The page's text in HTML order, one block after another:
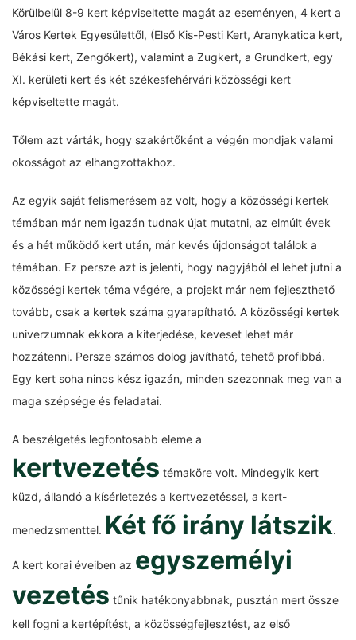
Körülbelül 8-9 kert képviseltette magát az eseményen, 4 kert a
Város Kertek Egyesülettől, (Első Kis-Pesti Kert, Aranykatica kert,
Békási kert, Zengőkert), valamint a Zugkert, a Grundkert, egy
XI. kerületi kert és két székesfehérvári közösségi kert
képviseltette magát.
Tőlem azt várták, hogy szakértőként a végén mondjak valami
okosságot az elhangzottakhoz.
Az egyik saját felismerésem az volt, hogy a közösségi kertek
témában már nem igazán tudnak újat mutatni, az elmúlt évek
és a hét működő kert után, már kevés újdonságot találok a
témában. Ez persze azt is jelenti, hogy nagyjából el lehet jutni a
közösségi kertek téma végére, a projekt már nem fejleszthető
tovább, csak a kertek száma gyarapítható. A közösségi kertek
univerzumnak ekkora a kiterjedése, keveset lehet már
hozzátenni. Persze számos dolog javítható, tehető profibbá.
Egy kert soha nincs kész igazán, minden szezonnak meg van a
maga szépsége és feladatai.
A beszélgetés legfontosabb eleme a
kertvezetés témaköre volt. Mindegyik kert
küzd, állandó a kísérletezés a kertvezetéssel, a kert-
menedzsmenttel. Két fő irány látszik.
A kert korai éveiben az egyszemélyi
vezetés tűnik hatékonyabbnak, pusztán mert össze
kell fogni a kertépítést, a közösségfejlesztést, az első